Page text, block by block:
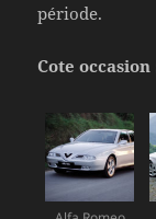
période.
Cote occasion